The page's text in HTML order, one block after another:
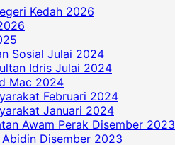
Kedah 2026
Sosial Julai 2024
Idris Julai 2024
Mac 2024
Februari 2024
Januari 2024
Awam Perak Disember 2023
Disember 2023